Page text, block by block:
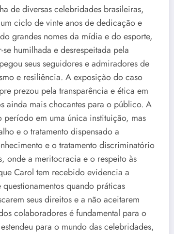
de diversas celebridades brasileiras,
ciclo de vinte anos de dedicação e
grandes nomes da mídia e do esporte,
humilhada e desrespeitada pela
seus seguidores e admiradores de
e resiliência. A exposição do caso
prezou pela transparência e ética em
ainda mais chocantes para o público. A
em uma única instituição, mas
e o tratamento dispensado a
e o tratamento discriminatório
onde a meritocracia e o respeito às
Carol tem recebido evidencia a
quando práticas
seus direitos e a não aceitarem
colaboradores é fundamental para o
para o mundo das celebridades,